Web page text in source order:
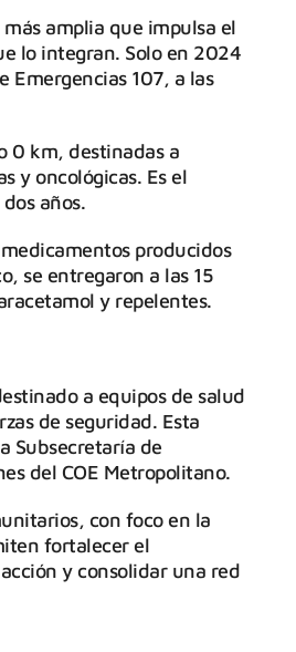
amplia que impulsa el
lo integran. Solo en 2024
Emergencias 107, a las
0 km, destinadas a
y oncológicas. Es el
años.
producidos
se entregaron a las 15
y repelentes.
a equipos de salud
de seguridad. Esta
Subsecretaría de
del COE Metropolitano.
con foco en la
fortalecer el
y consolidar una red